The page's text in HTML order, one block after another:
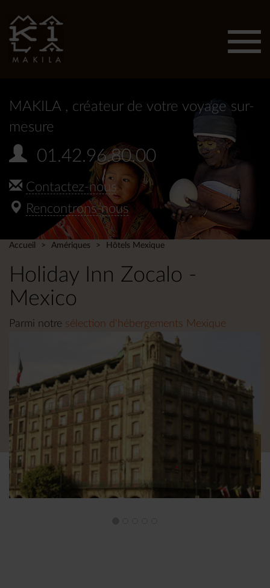
MAKILA , créateur de votre voyage sur-
mesure
01.42.96.80.00
Contactez-nous
Rencontrons-nous
Accueil Amériques Hôtels Mexique
Holiday Inn Zocalo -
Mexico
Parmi notre sélection d'hébergements Mexique